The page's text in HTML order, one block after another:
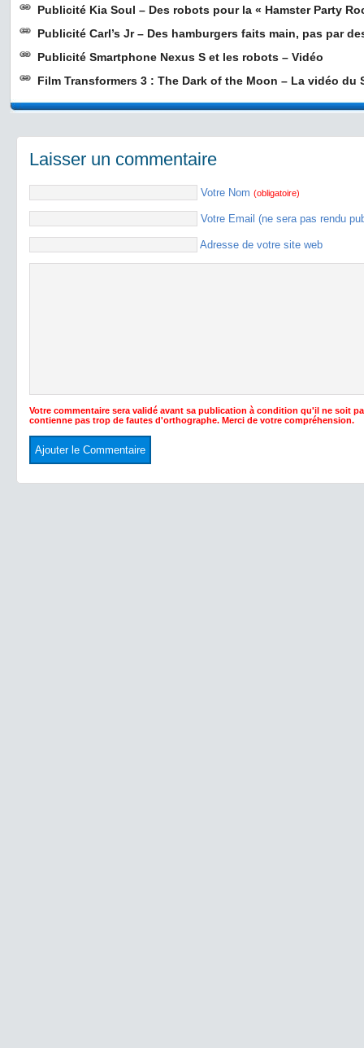
Publicité Kia Soul – Des robots pour la « Hamster Party
Publicité Carl’s Jr – Des hamburgers faits main, pas par
Publicité Smartphone Nexus S et les robots – Vidéo
Film Transformers 3 : The Dark of the Moon – La vidéo du
Laisser un commentaire
Votre Nom (obligatoire)
Votre Email (ne sera pas rendu
Adresse de votre site web
Votre commentaire sera validé avant sa publication à condition qu'il ne soit
contienne pas trop de fautes d'orthographe. Merci de votre compréhension.